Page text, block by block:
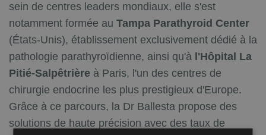
sein de centres leaders mondiaux, elle s'est
notamment formée au Tampa Parathyroid Center
(États-Unis), établissement exclusivement dédié à la
pathologie parathyroïdienne, ainsi qu'à l'Hôpital La
Pitié-Salpêtrière à Paris, l'un des centres de
chirurgie endocrine les plus prestigieux d'Europe.
Grâce à ce parcours, la Dr Ballesta propose des
solutions de haute précision avec des taux de